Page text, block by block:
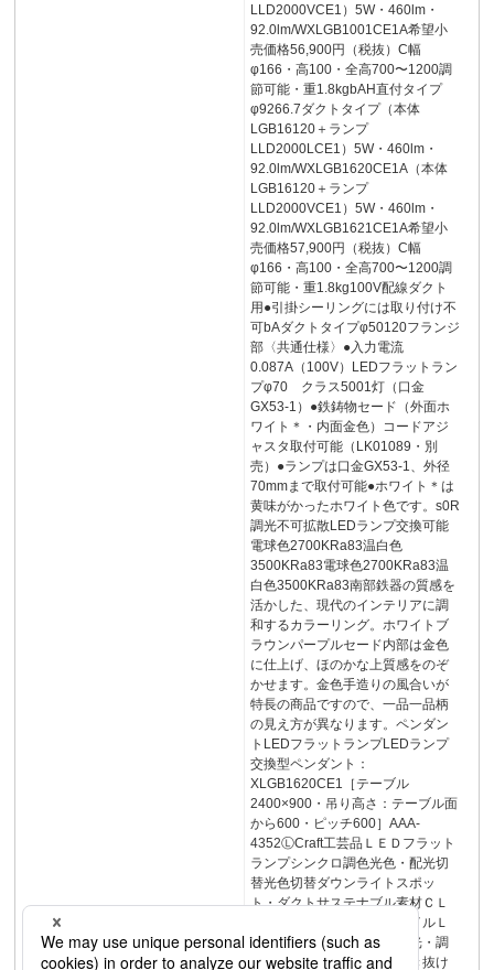
LLD2000VCE1）5W・460lm・
92.0lm/WXLGB1001CE1A希望小
売価格56,900円（税抜）C幅
φ166・高100・全高700〜1200調
節可能・重1.8kgbAH直付タイプ
φ9266.7ダクトタイプ（本体
LGB16120＋ランプ
LLD2000LCE1）5W・460lm・
92.0lm/WXLGB1620CE1A（本体
LGB16120＋ランプ
LLD2000VCE1）5W・460lm・
92.0lm/WXLGB1621CE1A希望小
売価格57,900円（税抜）C幅
φ166・高100・全高700〜1200調
節可能・重1.8kg100V配線ダクト
用●引掛シーリングには取り付け不
可bAダクトタイプφ50120フランジ
部〈共通仕様〉●入力電流
0.087A（100V）LEDフラットラン
プφ70 クラス5001灯（口金
GX53-1）●鉄鋳物セード（外面ホ
ワイト＊・内面金色）コードアジ
ャスタ取付可能（LK01089・別
売）●ランプは口金GX53-1、外径
70mmまで取付可能●ホワイト＊は
黄味がかったホワイト色です。s0R
調光不可拡散LEDランプ交換可能
電球色2700KRa83温白色
3500KRa83電球色2700KRa83温
白色3500KRa83南部鉄器の質感を
活かした、現代のインテリアに調
和するカラーリング。ホワイトブ
ラウンパープルセード内部は金色
に仕上げ、ほのかな上質感をのぞ
かせます。金色手造りの風合いが
特長の商品ですので、一品一品柄
の見え方が異なります。ペンダン
トLEDフラットランプLEDランプ
交換型ペンダント：
XLGB1620CE1［テーブル
2400×900・吊り高さ：テーブル面
から600・ピッチ600］AAA-
4352ⓁCraft工芸品ＬＥＤフラット
ランプシンクロ調色光色・配光切
替光色切替ダウンライトスポッ
ト・ダクトサステナブル素材ＣＬ
ＥＡＲＬＡＭＰリンクスタイルＬ
ＡＭＰＤＥＳＩＧＮ小型調光・調
色大型主照明ペンダント吹き抜け